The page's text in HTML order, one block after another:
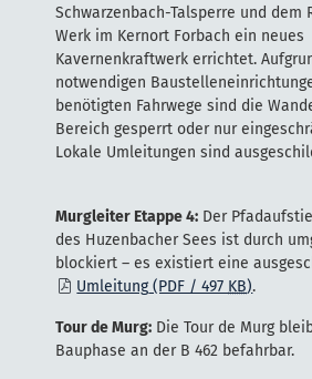
Schwarzenbach-Talsperre und dem
Werk im Kernort Forbach ein neues
Kavernenkraftwerk errichtet.
notwendigen
benötigten Fahrwege sind die
Bereich gesperrt oder nur
Lokale Umleitungen sind
Murgleiter Etappe 4: Der
des Huzenbacher Sees ist durch
blockiert – es existiert eine
Umleitung(PDF / 497 KB).
Tour de Murg: Die Tour de Murg
Bauphase an der B 462 befahrbar.